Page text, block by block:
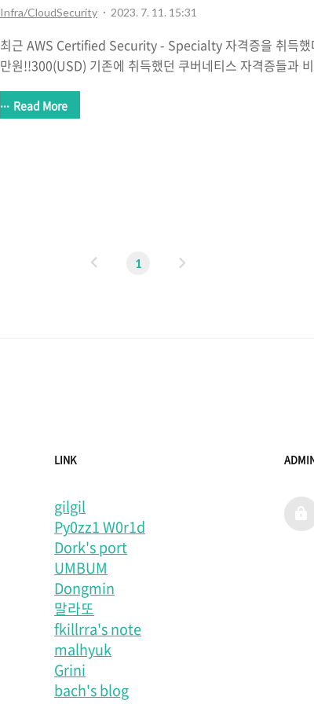
Infra/CloudSecurity 2023. 7. 11. 15:31
최근 AWS Certified Security - Specialty 자격증을 취득했
만원!!300(USD) 기존에 취득했던 쿠버네티스 자격증들과
전날인 2023년 07월 09일에 시험을 응시했고 합격했다! 시
Read More
1
다
LINK
gilgil
Py0zz1 W0r1d
Dork's port
UMBUM
Dongmin
말라또
fkillrra's note
malhyuk
Grini
bach's blog